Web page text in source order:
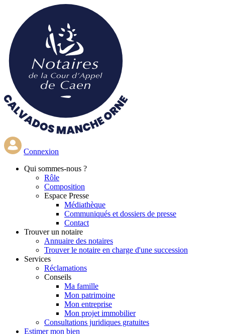
contenu
principal
Connexion
Qui sommes-nous ?
Rôle
Composition
Espace Presse
Médiathèque
Communiqués et dossiers de presse
Contact
Trouver un notaire
Annuaire des notaires
Trouver le notaire en charge d'une succession
Services
Réclamations
Conseils
Ma famille
Mon patrimoine
Mon entreprise
Mon projet immobilier
Consultations juridiques gratuites
Estimer mon bien